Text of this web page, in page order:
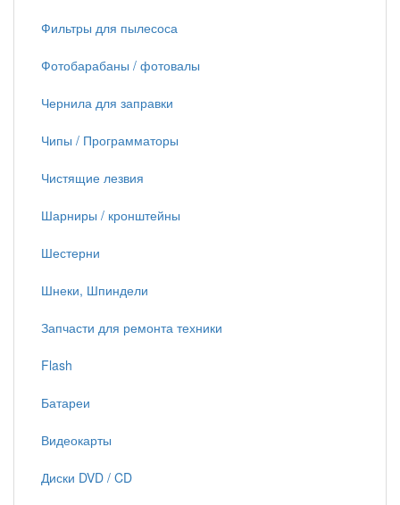
Фильтры для пылесоса
Фотобарабаны / фотовалы
Чернила для заправки
Чипы / Программаторы
Чистящие лезвия
Шарниры / кронштейны
Шестерни
Шнеки, Шпиндели
Запчасти для ремонта техники
Flash
Батареи
Видеокарты
Диски DVD / CD